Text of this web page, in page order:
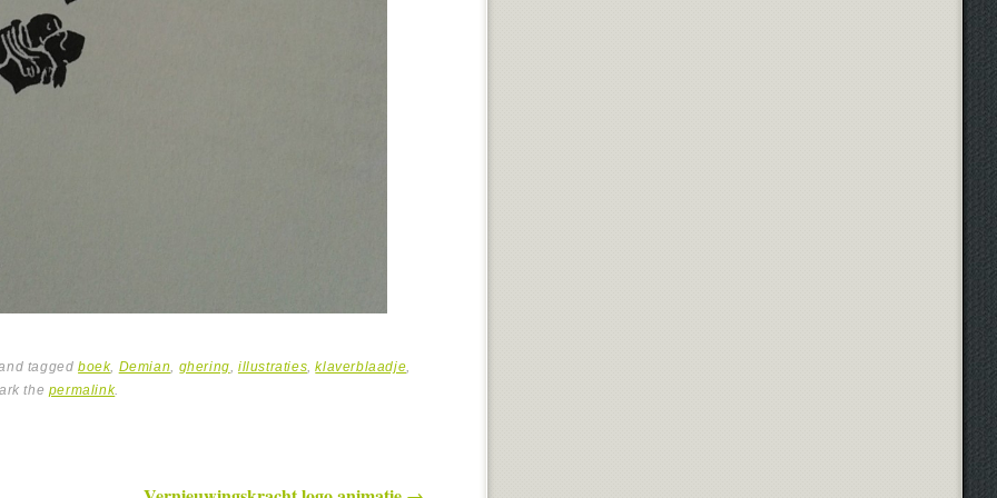
taggedboek, Demian ghering illustraties ,klaverblaadje
the permalink.